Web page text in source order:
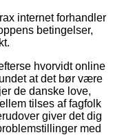
internet forhandler
betingelser,
hvorvidt online
at det bør være
de danske love,
tilses af fagfolk
giver det dig
med